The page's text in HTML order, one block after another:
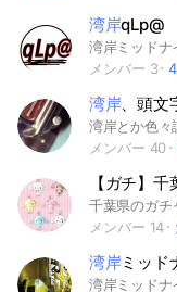
湾岸qLp@
メンバー 3
湾岸、頭文
湾岸とか色々
メンバー 40
【ガチ】千
メンバー 14
湾岸ミッド